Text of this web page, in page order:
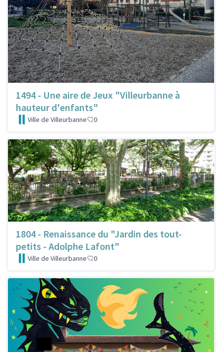
1494 - Une aire de Jeux "Villeurbanne à
hauteur d'enfants"
Ville de Villeurbanne 0
1804 - Renaissance du "Jardin des tout-
petits - Adolphe Lafont"
Ville de Villeurbanne 0